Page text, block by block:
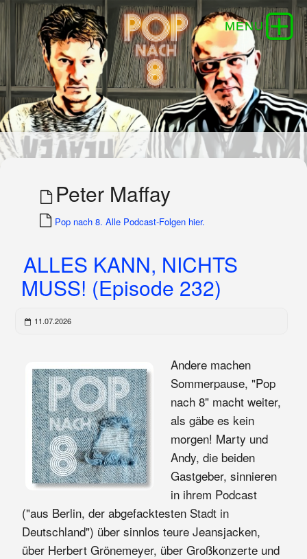
Peter Maffay
Pop nach 8. Alle Podcast-Folgen hier.
ALLES KANN, NICHTS
MUSS! (Episode 232)
11.07.2026
Andere machen
Sommerpause, "Pop
nach 8" macht weiter,
als gäbe es kein
morgen! Marty und
Andy, die beiden
Gastgeber, sinnieren
in ihrem Podcast
("aus Berlin, der abgefacktesten Stadt in
Deutschland") über sinnlos teure Jeansjacken,
über Herbert Grönemeyer, über Großkonzerte und